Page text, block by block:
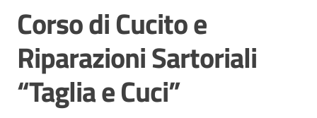
Corso di Cucito e
Riparazioni Sartoriali
“Taglia e Cuci”